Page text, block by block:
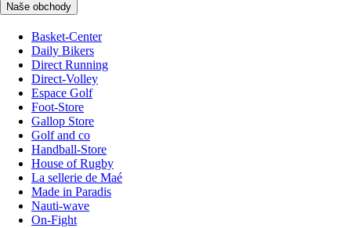
Naše obchody
Basket-Center
Daily Bikers
Direct Running
Direct-Volley
Espace Golf
Foot-Store
Gallop Store
Golf and co
Handball-Store
House of Rugby
La sellerie de Maé
Made in Paradis
Nauti-wave
On-Fight